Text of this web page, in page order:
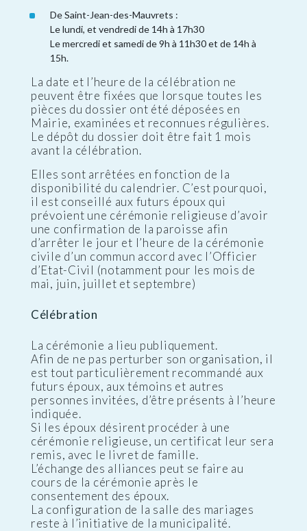
De Saint-Jean-des-Mauvrets :
Le lundi, et vendredi de 14h à 17h30
Le mercredi et samedi de 9h à 11h30 et de 14h à
15h.
La date et l’heure de la célébration ne
peuvent être fixées que lorsque toutes les
pièces du dossier ont été déposées en
Mairie, examinées et reconnues régulières.
Le dépôt du dossier doit être fait 1 mois
avant la célébration.
Elles sont arrêtées en fonction de la
disponibilité du calendrier. C’est pourquoi,
il est conseillé aux futurs époux qui
prévoient une cérémonie religieuse d’avoir
une confirmation de la paroisse afin
d’arrêter le jour et l’heure de la cérémonie
civile d’un commun accord avec l’Officier
d’Etat-Civil (notamment pour les mois de
mai, juin, juillet et septembre)
Célébration
La cérémonie a lieu publiquement.
Afin de ne pas perturber son organisation, il
est tout particulièrement recommandé aux
futurs époux, aux témoins et autres
personnes invitées, d’être présents à l’heure
indiquée.
Si les époux désirent procéder à une
cérémonie religieuse, un certificat leur sera
remis, avec le livret de famille.
L’échange des alliances peut se faire au
cours de la cérémonie après le
consentement des époux.
La configuration de la salle des mariages
reste à l’initiative de la municipalité.